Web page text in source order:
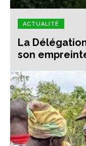
ACTUALITÉ
La
son